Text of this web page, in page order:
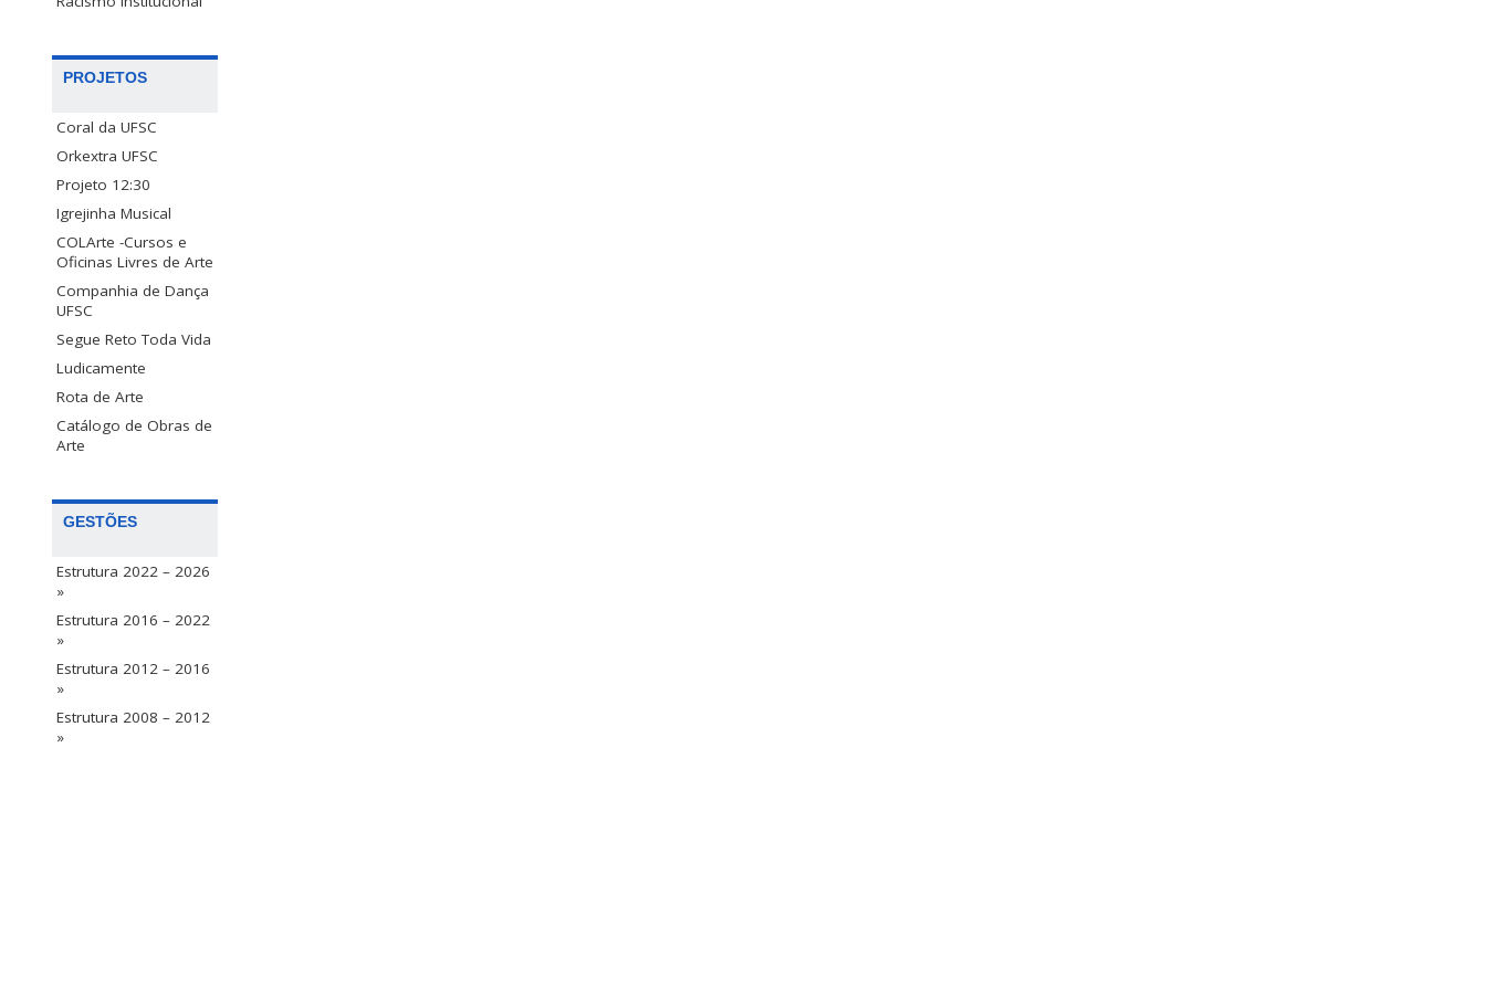
PROJETOS
Coral da UFSC
Orkextra UFSC
Projeto 12:30
Igrejinha Musical
COLArte -Cursos e
Oficinas Livres de Arte
Companhia de Dança
UFSC
Segue Reto Toda Vida
Ludicamente
Rota de Arte
Catálogo de Obras de
Arte
GESTÕES
Estrutura 2022 – 2026
»
Estrutura 2016 – 2022
»
Estrutura 2012 – 2016
»
Estrutura 2008 – 2012
»